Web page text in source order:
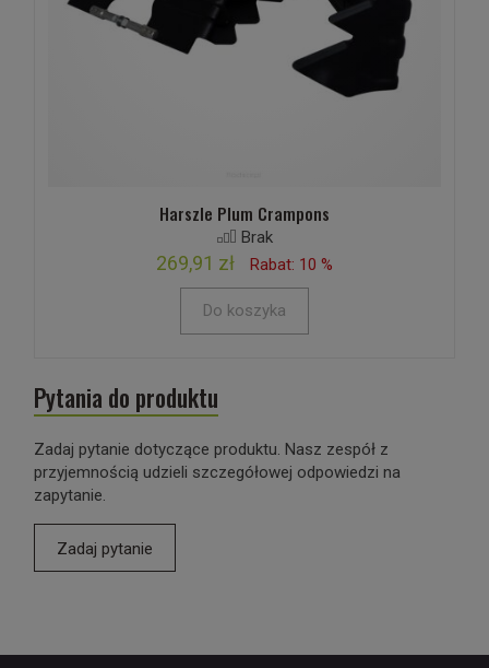
Harszle Plum Crampons
Brak
269,91 zł Rabat: 10 %
Do koszyka
Pytania do produktu
Zadaj pytanie dotyczące produktu. Nasz zespół z
przyjemnością udzieli szczegółowej odpowiedzi na
zapytanie.
Zadaj pytanie